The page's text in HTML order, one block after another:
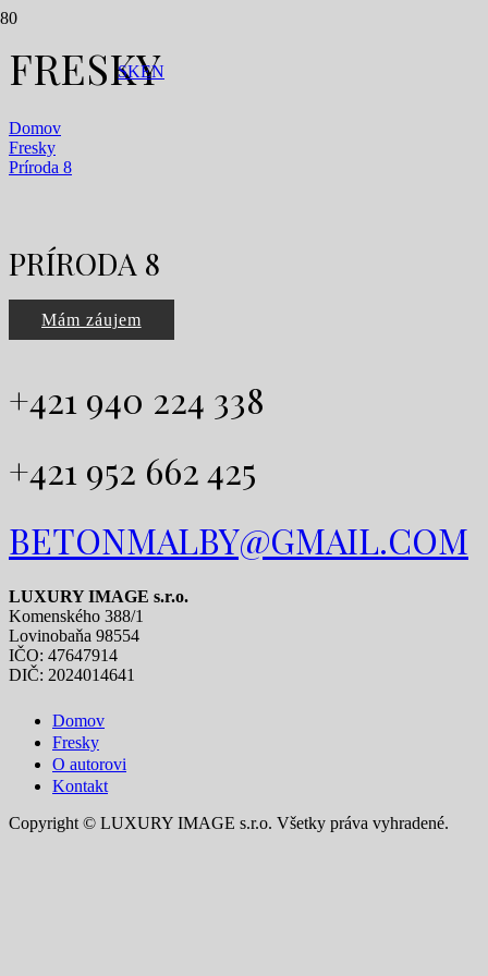
SKEN
FRESKY
Domov
Fresky
Príroda 8
PRÍRODA 8
Mám záujem
+421 940 224 338
+421 952 662 425
BETONMALBY@GMAIL.COM
LUXURY IMAGE s.r.o.
Komenského 388/1
Lovinobaňa 98554
IČO: 47647914
DIČ: 2024014641
Domov
Fresky
O autorovi
Kontakt
Copyright © LUXURY IMAGE s.r.o. Všetky práva vyhradené.